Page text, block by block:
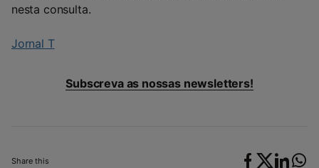
Share this
nesta consulta.
Jornal T
Subscreva as nossas newsletters!